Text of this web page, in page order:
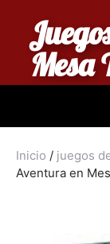
Mesa
Inicio / juegos
Aventura en